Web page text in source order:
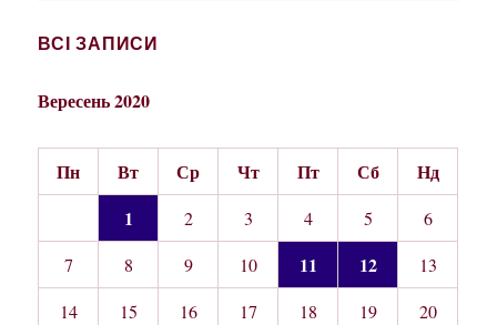
ВСІ ЗАПИСИ
Вересень 2020
Пн Вт Ср Чт Пт Сб
Нд
1
2 3 4 5
6
7
8 9 10 11 12
13
14
15 16 17 18 19
20